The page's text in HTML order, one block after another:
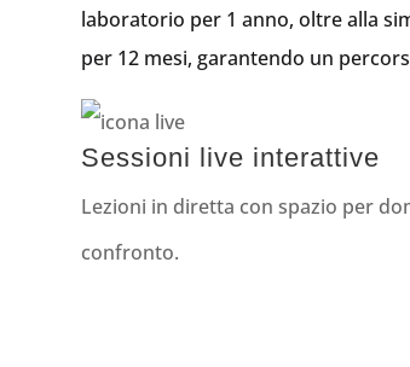
laboratorio per 1 anno, oltre alla
per 12 mesi, garantendo un
Sessioni live interattive
Lezioni in diretta con spazio per
confronto.